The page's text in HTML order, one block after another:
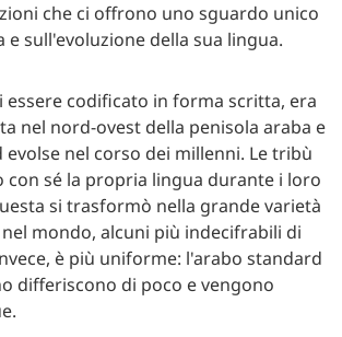
che ci offrono uno sguardo unico
e sull'evoluzione della sua lingua.
essere codificato in forma scritta, era
nel nord-ovest della penisola araba e
evolse nel corso dei millenni. Le tribù
con sé la propria lingua durante i loro
si trasformò nella grande varietà
mondo, alcuni più indecifrabili di
è più uniforme: l'arabo standard
differiscono di poco e vengono